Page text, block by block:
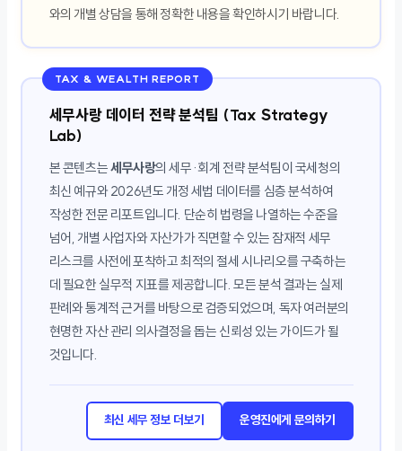
와의 개별 상담을 통해 정확한 내용을 확인하시기 바랍니다.
TAX & WEALTH REPORT
세무사랑 데이터 전략 분석팀 (Tax Strategy
Lab)
본 콘텐츠는세무사랑의 세무·회계 전략 분석팀이 국세청의
최신 예규와 2026년도 개정 세법 데이터를 심층 분석하여
작성한 전문 리포트입니다. 단순히 법령을 나열하는 수준을
넘어, 개별 사업자와 자산가가 직면할 수 있는 잠재적 세무
리스크를 사전에 포착하고 최적의 절세 시나리오를 구축하는
데 필요한 실무적 지표를 제공합니다. 모든 분석 결과는 실제
판례와 통계적 근거를 바탕으로 검증되었으며, 독자 여러분의
현명한 자산 관리 의사결정을 돕는 신뢰성 있는 가이드가 될
것입니다.
최신 세무 정보 더보기 운영진에게 문의하기